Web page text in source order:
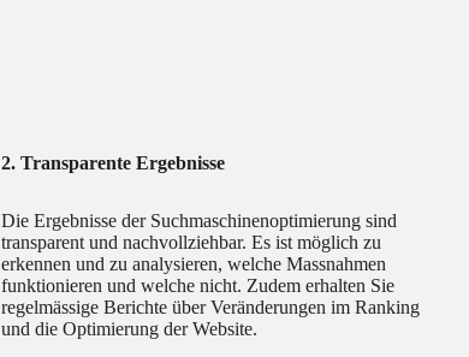
2. Transparente Ergebnisse
Die Ergebnisse der Suchmaschinenoptimierung sind
transparent und nachvollziehbar. Es ist möglich zu
erkennen und zu analysieren, welche Massnahmen
funktionieren und welche nicht. Zudem erhalten Sie
regelmässige Berichte über Veränderungen im Ranking
und die Optimierung der Website.